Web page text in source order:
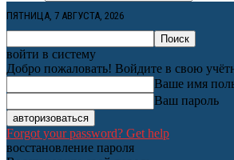
ПЯТНИЦА, 7 АВГУСТА, 2026
войти в систему
Добро пожаловать! Войдите в свою
Ваше имя
Ваш пароль
Forgot your password? Get help
восстановление пароля